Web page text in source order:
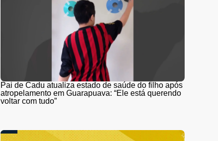
Pai de Cadu atualiza estado de saúde do filho após
atropelamento em Guarapuava: “Ele está querendo
voltar com tudo”